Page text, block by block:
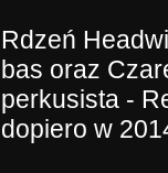
Rdzeń
bas oraz
perkusista -
dopiero w